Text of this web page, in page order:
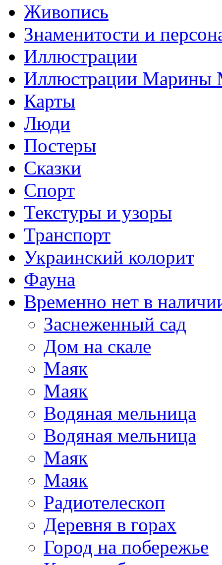
Живопись
Знаменитости и
Иллюстрации
Иллюстрации Марины
Карты
Люди
Постеры
Сказки
Спорт
Текстуры и узоры
Транспорт
Украинский колорит
Фауна
Временно нет в
Заснеженный сад
Дом на скале
Маяк
Маяк
Водяная мельница
Водяная мельница
Маяк
Маяк
Радиотелескоп
Деревня в горах
Город на побережье